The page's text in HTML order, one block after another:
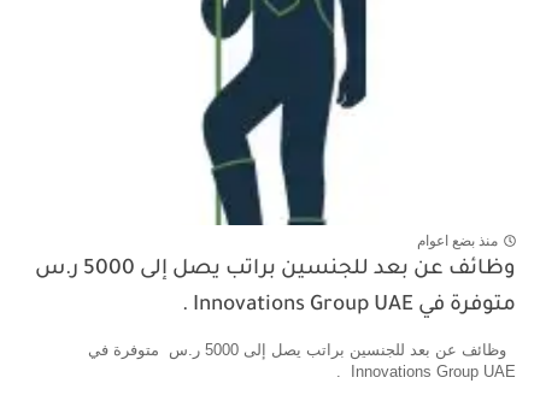
منذ بضع اعوام
وظائف عن بعد للجنسين براتب يصل إلى 5000 ر.س
متوفرة في Innovations Group UAE .
وظائف عن بعد للجنسين براتب يصل إلى 5000 ر.س متوفرة في
Innovations Group UAE .